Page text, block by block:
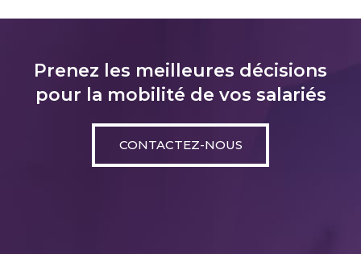
Prenez les meilleures décisions
pour la mobilité de vos salariés
CONTACTEZ-NOUS